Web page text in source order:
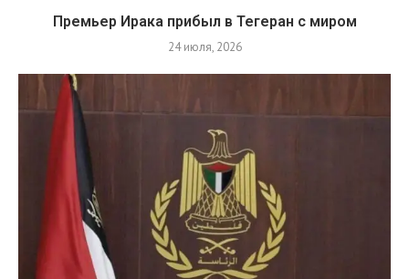
Премьер Ирака прибыл в Тегеран с миром
24 июля, 2026